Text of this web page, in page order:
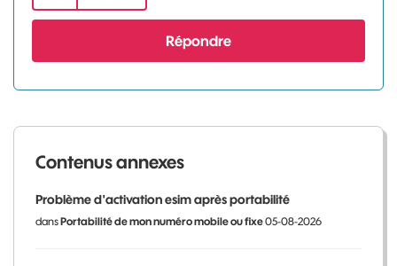
Répondre
Contenus annexes
Problème d'activation esim après portabilité
dansPortabilité de mon numéro mobile ou fixe05-08-2026